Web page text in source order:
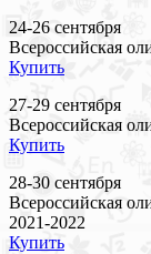
24-26 сентября
Всероссийская
Купить
27-29 сентября
Всероссийская
Купить
28-30 сентября
Всероссийская
2021-2022
Купить